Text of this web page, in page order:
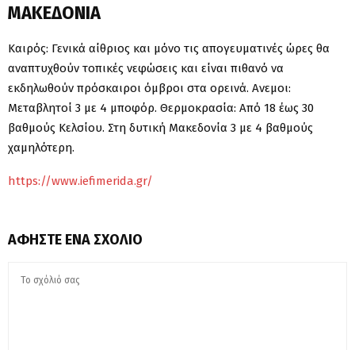
ΜΑΚΕΔΟΝΙΑ
Καιρός: Γενικά αίθριος και μόνο τις απογευματινές ώρες θα
αναπτυχθούν τοπικές νεφώσεις και είναι πιθανό να
εκδηλωθούν πρόσκαιροι όμβροι στα ορεινά. Ανεμοι:
Μεταβλητοί 3 με 4 μποφόρ. Θερμοκρασία: Από 18 έως 30
βαθμούς Κελσίου. Στη δυτική Μακεδονία 3 με 4 βαθμούς
χαμηλότερη.
https://www.iefimerida.gr/
ΑΦΉΣΤΕ ΈΝΑ ΣΧΌΛΙΟ